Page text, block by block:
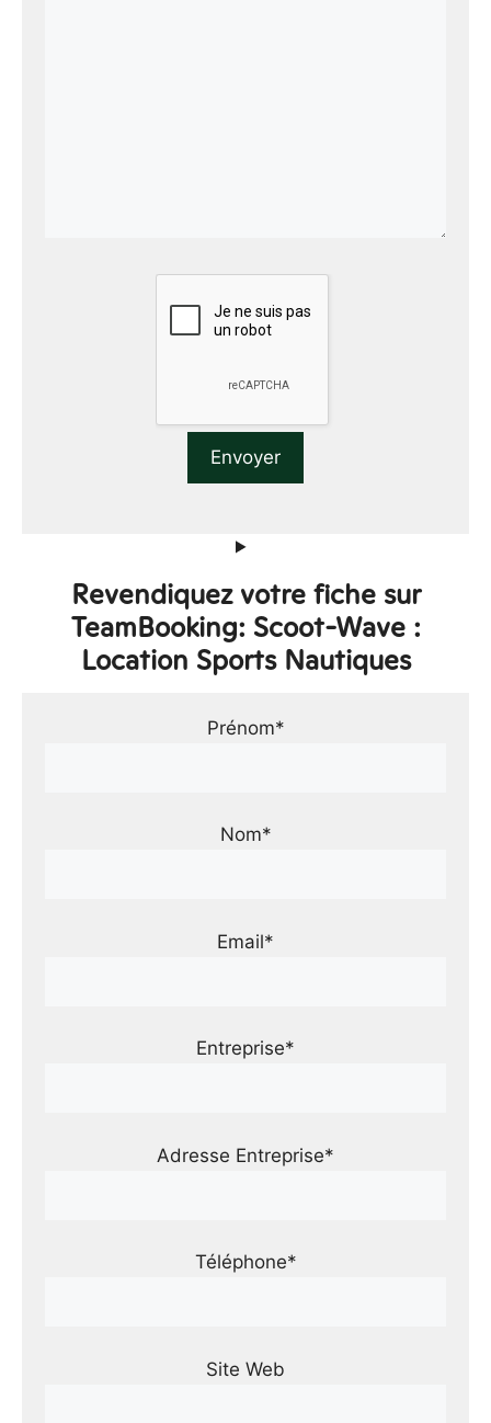
Revendiquez votre fiche sur
TeamBooking: Scoot-Wave :
Location Sports Nautiques
Prénom*
Nom*
Email*
Entreprise*
Adresse Entreprise*
Téléphone*
Site Web